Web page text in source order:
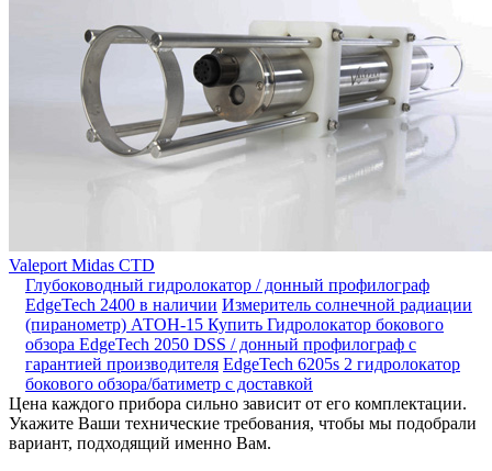
Valeport Midas CTD
Глубоководный гидролокатор / донный профилограф
EdgeTech 2400 в наличии Измеритель солнечной радиации
(пиранометр) АТОН-15 Купить Гидролокатор бокового
обзора EdgeTech 2050 DSS / донный профилограф с
гарантией производителя EdgeTech 6205s 2 гидролокатор
бокового обзора/батиметр с доставкой
Цена каждого прибора сильно зависит от его комплектации.
Укажите Ваши технические требования, чтобы мы подобрали
вариант, подходящий именно Вам.